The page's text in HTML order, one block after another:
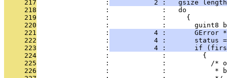
     217
                 :
2 :   gsize
     218
                 :             :   do
     219
                 :             :     {
     220
:             :       guint8
     221
                 :
4 :       GError
     222
                 :
4 :       status
     223
                 :
4 :       if
     224
                 :             :         {
     225
:             :           /*
     226
:             :            *